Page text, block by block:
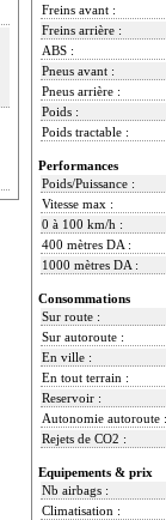
Freins avant :
Freins arrière :
ABS :
Pneus avant :
Pneus arrière :
Poids :
Poids tractable :
Performances
Poids/Puissance :
Vitesse max :
0 à 100 km/h :
400 mètres DA :
1000 mètres DA :
Consommations
Sur route :
Sur autoroute :
En ville :
En tout terrain :
Reservoir :
Autonomie autoroute :
Rejets de CO2 :
Equipements & prix
Nb airbags :
Climatisation :